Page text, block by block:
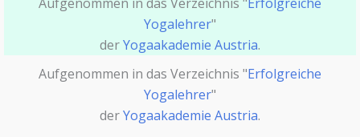
Yogalehrer"
derYogaakademie Austria.
Aufgenommen in das Verzeichnis "Erfolgreiche
Yogalehrer"
derYogaakademie Austria.